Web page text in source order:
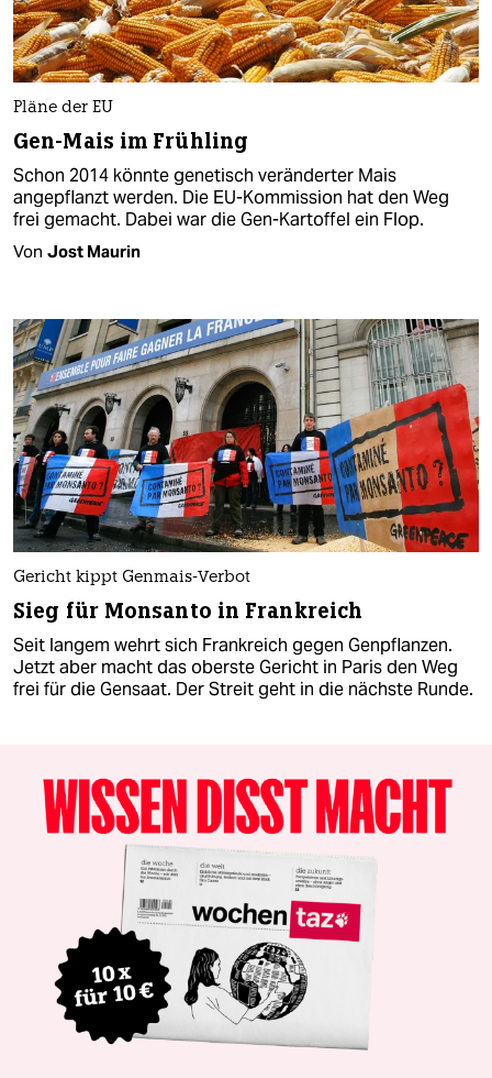
Pläne der EU
Gen-Mais im Frühling
Schon 2014 könnte genetisch veränderter Mais
angepflanzt werden. Die EU-Kommission hat den Weg
frei gemacht. Dabei war die Gen-Kartoffel ein Flop.
Von Jost Maurin
Gericht kippt Genmais-Verbot
Sieg für Monsanto in Frankreich
Seit langem wehrt sich Frankreich gegen Genpflanzen.
Jetzt aber macht das oberste Gericht in Paris den Weg
frei für die Gensaat. Der Streit geht in die nächste Runde.